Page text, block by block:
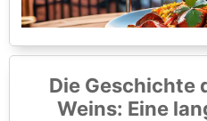
Die Geschichte
Weins: Eine